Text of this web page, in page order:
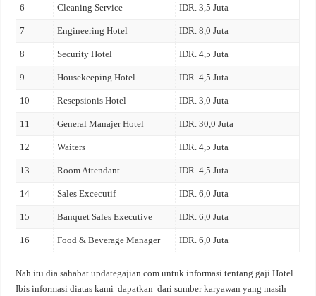
6 Cleaning Service IDR. 3,5 Juta
7 Engineering Hotel IDR. 8,0 Juta
8 Security Hotel IDR. 4,5 Juta
9 Housekeeping Hotel IDR. 4,5 Juta
10 Resepsionis Hotel IDR. 3,0 Juta
11 General Manajer Hotel IDR. 30,0 Juta
12 Waiters IDR. 4,5 Juta
13 Room Attendant IDR. 4,5 Juta
14 Sales Excecutif IDR. 6,0 Juta
15 Banquet Sales Executive IDR. 6,0 Juta
16 Food & Beverage Manager IDR. 6,0 Juta
Nah itu dia sahabat updategajian.com untuk informasi tentang gaji Hotel
Ibis informasi diatas kami dapatkan dari sumber karyawan yang masih